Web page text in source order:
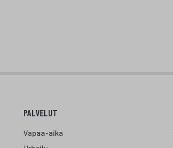
PALVELUT
Vapaa-aika